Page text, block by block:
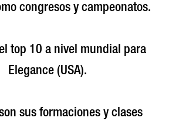
congresos y campeonatos.
top 10 a nivel mundial para
Elegance (USA).
sus formaciones y clases